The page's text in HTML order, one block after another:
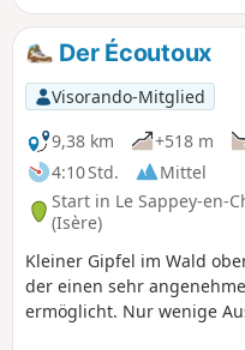
einen sehr schönen Wald
Martin zu entdecken.
Der Écoutoux
Visorando-Mitglied
9,38 km
+518 m
4:10 Std.
Mittel
Start in Le Sappey-en-
(Isère)
Kleiner Gipfel im Wald
der einen sehr
ermöglicht. Nur wenige